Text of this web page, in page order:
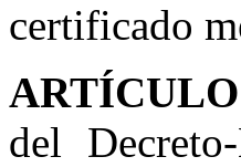
certificado
ARTÍCULO
del